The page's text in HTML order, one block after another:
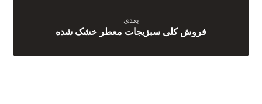
بعدی
فروش کلی سبزیجات معطر خشک شده